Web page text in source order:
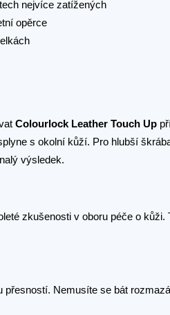
nejvíce zatížených
opěrce
Colourlock Leather Touch Up
s okolní kůží. Pro hlubší
výsledek.
zkušenosti v oboru péče o kůži.
Nemusíte se bát